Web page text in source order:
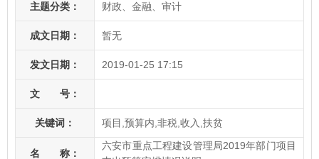
主题分类： 财政、金融、审计
成文日期： 暂无
发文日期： 2019-01-25 17:15
文 号：
关键词： 项目,预算内,非税,收入,扶贫
名 称：
六安市重点工程建设管理局2019年部门项目